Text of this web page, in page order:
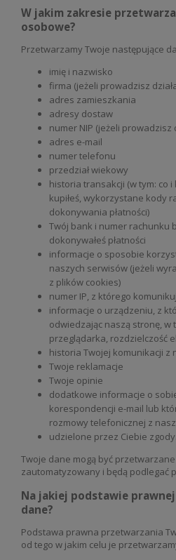
W jakim zakresie
osobowe?
Przetwarzamy Twoje następujące
imię i nazwisko
firma (jeżeli prowadzisz
adres zamieszkania
adresy dostaw
numer NIP (jeżeli prowadzisz
adres e-mail
numer telefonu
przedział wiekowy
historia transakcji (w tym: co
kupiłeś, wykorzystane kody
dokonywania płatności)
Twój bank i numer rachunku
dokonywałeś płatności
informacje o sposobie
naszych serwisów (jeżeli
z plików cookies)
numer IP, z którego
informacje o urządzeniu, z
odwiedzając naszą stronę, w
przeglądarka, rozdzielczość
historia Twojej komunikacji z
Twoje reklamacje
Twoje opinie
dodatkowe informacje o
korespondencji e-mail lub
rozmowy telefonicznej z
udzielone przez Ciebie zgody.
Twoje dane mogą być
zautomatyzowany i będą podlegać
Na jakiej podstawie
dane?
Podstawa prawna przetwarzania
od tego w jakim celu je